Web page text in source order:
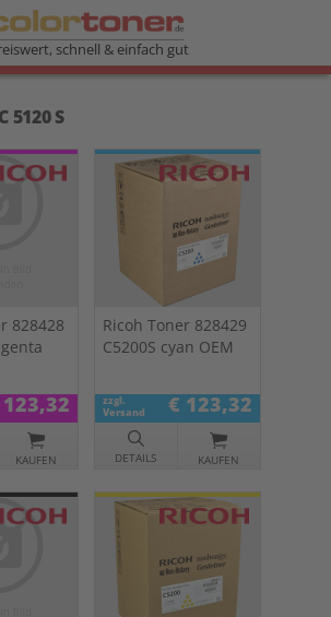
schnell & einfach gut
5120 S
828428
KAUFEN
Ricoh Toner 828429
C5200S cyan OEM
zzgl.
Versand
€ 123,32
DETAILS KAUFEN